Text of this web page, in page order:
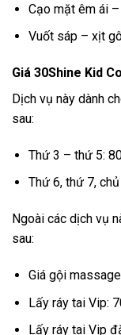
Cạo mặt êm ái
Vuốt sáp – xịt
Giá 30Shine Kid
Dịch vụ này dành
sau:
Thứ 3 – thứ 5:
Thứ 6, thứ 7,
Ngoài các dịch vụ
sau:
Giá gội
Lấy ráy tai Vip:
Lấy ráy tai Vip